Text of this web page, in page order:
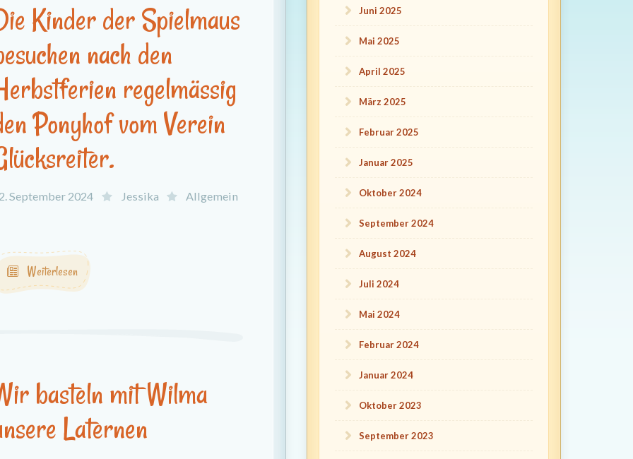
Kinder der Spielmaus
nach den
regelmässig
Ponyhof vom Verein
September 2024 Jessika Allgemein
Weiterlesen
basteln mit Wilma
Laternen
Juni 2025
Mai 2025
April 2025
März 2025
Februar 2025
Januar 2025
Oktober 2024
September 2024
August 2024
Juli 2024
Mai 2024
Februar 2024
Januar 2024
Oktober 2023
September 2023